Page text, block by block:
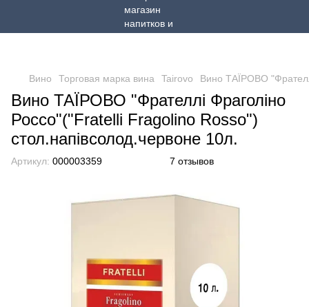
Вино Торговая марка вина Tairovo Вино ТАЇРОВО
Вино ТАЇРОВО "Фрателлі Фраголіно
Россо"("Fratelli Fragolino Rosso")
стол.напівсолод.червоне 10л.
Артикул: 000003359 7 отзывов